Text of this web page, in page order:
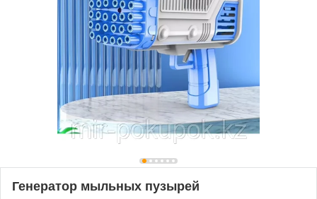
Генератор мыльных пузырей